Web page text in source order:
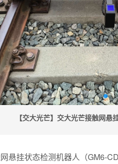
【交大光芒】交大光芒接触网悬
悬挂状态检测机器人（GM6-